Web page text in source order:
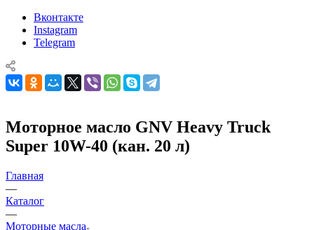
Вконтакте
Instagram
Telegram
Моторное масло GNV Heavy Truck
Super 10W-40 (кан. 20 л)
Главная
—
Каталог
—
Моторные масла